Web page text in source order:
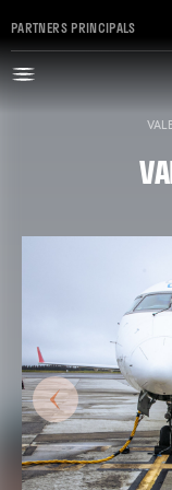
PARTNERS PRINCIPALS